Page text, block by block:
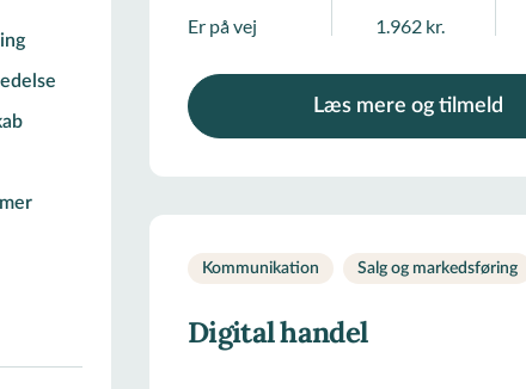
Er på vej 1.962 kr.
Læs mere og tilmeld
Kommunikation Salg og markedsføring
Digital handel